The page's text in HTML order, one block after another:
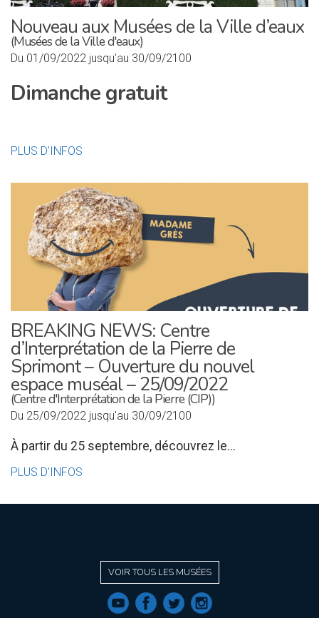
Nouveau aux Musées de la Ville d’eaux
(Musées de la Ville d'eaux)
Du 01/09/2022 jusqu'au 30/09/2100
Dimanche gratuit
PLUS D'INFOS
BREAKING NEWS: Centre
d’Interprétation de la Pierre de
Sprimont – Ouverture du nouvel
espace muséal – 25/09/2022
(Centre d'Interprétation de la Pierre (CIP))
Du 25/09/2022 jusqu'au 30/09/2100
À partir du 25 septembre, découvrez le...
PLUS D'INFOS
VOIR TOUS LES MUSÉES
f a b e